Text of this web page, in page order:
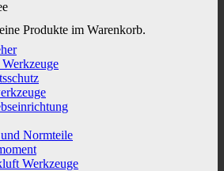
Produkte im Warenkorb.
Normteile
Werkzeuge